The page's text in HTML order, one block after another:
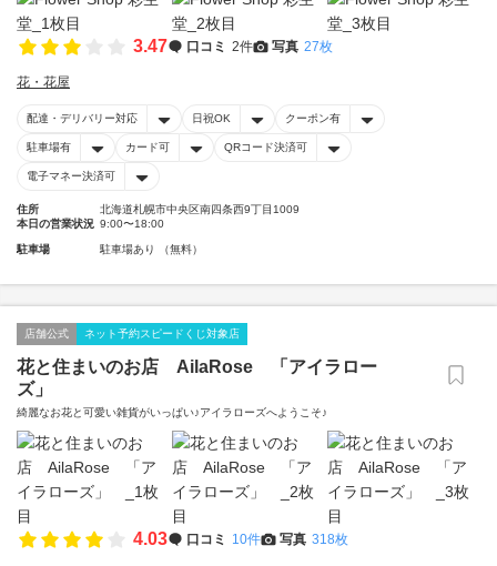
3.47 口コミ 2件 写真 27枚
花・花屋
配達・デリバリー対応 日祝OK クーポン有
駐車場有 カード可 QRコード決済可
電子マネー決済可
住所
北海道札幌市中央区南四条西9丁目1009
本日の営業状況 9:00〜18:00
駐車場 駐車場あり （無料）
店舗公式 ネット予約スピードくじ対象店
花と住まいのお店 AilaRose 「アイラロー
ズ」
綺麗なお花と可愛い雑貨がいっぱい♪アイラローズへようこそ♪
4.03 口コミ 10件 写真 318枚